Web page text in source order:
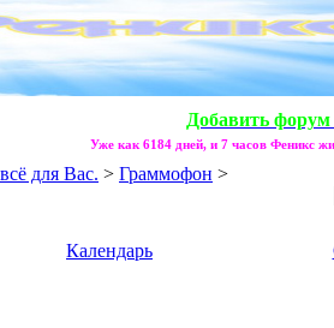
Добавить
Уже как 6184 дней, и 7 часов Феникс
для Вас. > Граммофон >
Календарь